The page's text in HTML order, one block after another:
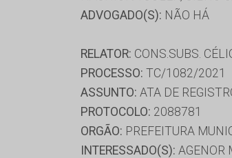
ADVOGADO(S): NÃO HÁ
RELATOR: CONS.SUBS.
PROCESSO: TC/1082/2021
ASSUNTO: ATA DE
PROTOCOLO: 2088781
ORGÃO: PREFEITURA
INTERESSADO(S): AGENOR